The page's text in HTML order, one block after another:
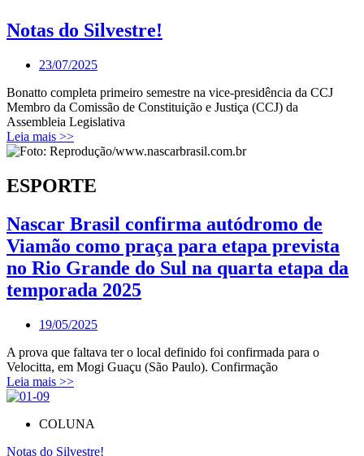
Notas do Silvestre!
23/07/2025
Bonatto completa primeiro semestre na vice-presidência da CCJ
Membro da Comissão de Constituição e Justiça (CCJ) da
Assembleia Legislativa
Leia mais >>
ESPORTE
Nascar Brasil confirma autódromo de
Viamão como praça para etapa prevista
no Rio Grande do Sul na quarta etapa da
temporada 2025
19/05/2025
A prova que faltava ter o local definido foi confirmada para o
Velocitta, em Mogi Guaçu (São Paulo). Confirmação
Leia mais >>
COLUNA
Notas do Silvestre!